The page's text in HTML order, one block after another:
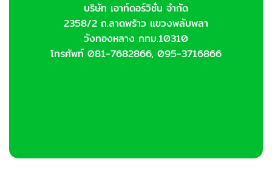
บริษัท เอาท์ดอร์วิชั่น จำกัด
2358/2 ถ.ลาดพร้าว แขวงพลับพลา
วังทองหลาง กทม.10310
โทรศัพท์ 081-7682866, 095-3716866